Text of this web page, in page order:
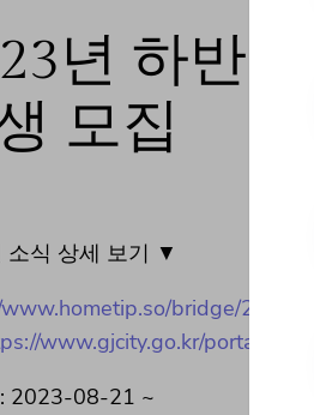
년 하반
모집
소식 상세 보기 ▼
bridge/2023년
www.gjcity.go.kr/portal/
2023-08-21 ~